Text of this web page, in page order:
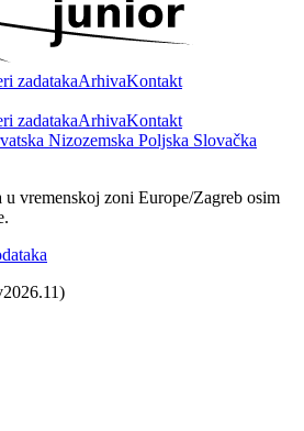
zadatakaArhivaKontakt
zadatakaArhivaKontakt
Nizozemska Poljska Slovačka
u vremenskoj zoni Europe/Zagreb osim